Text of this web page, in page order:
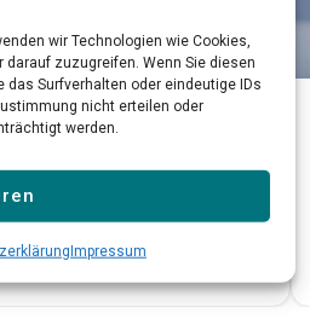
wir Technologien wie Cookies,
zuzugreifen. Wenn Sie diesen
Surfverhalten oder eindeutige IDs
nicht erteilen oder
werden.
Impressum
Analyzer 150
NDIR-Messung gefährlicher
in industriellen